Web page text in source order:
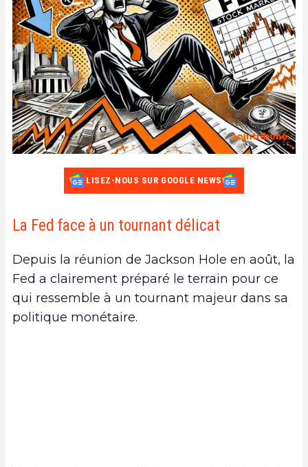
LISEZ-NOUS SUR GOOGLE NEWS
La Fed face à un tournant délicat
Depuis la réunion de Jackson Hole en août, la
Fed a clairement préparé le terrain pour ce
qui ressemble à un tournant majeur dans sa
politique monétaire.